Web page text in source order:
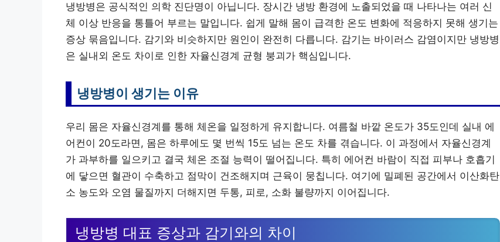
냉방병은 공식적인 의학 진단명이 아닙니다. 장시간 냉방 환경에 노출되었을 때 나타나는 여러 신
체 이상 반응을 통틀어 부르는 말입니다. 쉽게 말해 몸이 급격한 온도 변화에 적응하지 못해 생기는
증상 묶음입니다. 감기와 비슷하지만 원인이 완전히 다릅니다. 감기는 바이러스 감염이지만 냉방병
은 실내외 온도 차이로 인한 자율신경계 균형 붕괴가 핵심입니다.
냉방병이 생기는 이유
우리 몸은 자율신경계를 통해 체온을 일정하게 유지합니다. 여름철 바깥 온도가 35도인데 실내 에
어컨이 20도라면, 몸은 하루에도 몇 번씩 15도 넘는 온도 차를 겪습니다. 이 과정에서 자율신경계
가 과부하를 일으키고 결국 체온 조절 능력이 떨어집니다. 특히 에어컨 바람이 직접 피부나 호흡기
에 닿으면 혈관이 수축하고 점막이 건조해지며 근육이 뭉칩니다. 여기에 밀폐된 공간에서 이산화탄
소 농도와 오염 물질까지 더해지면 두통, 피로, 소화 불량까지 이어집니다.
냉방병 대표 증상과 감기와의 차이